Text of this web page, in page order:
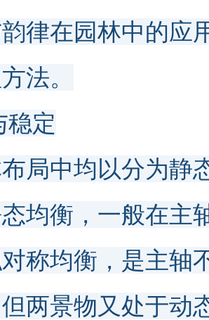
律在园林中的应
法。
稳定
局中均以分为静
均衡，一般在主
称均衡，是主轴
两景物又处于动